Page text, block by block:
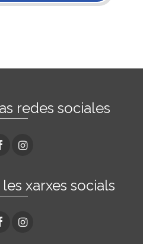
redes sociales
xarxes socials